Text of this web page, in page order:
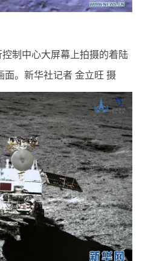
制中心大屏幕上拍摄的着陆
。 新华社记者 金立旺 摄